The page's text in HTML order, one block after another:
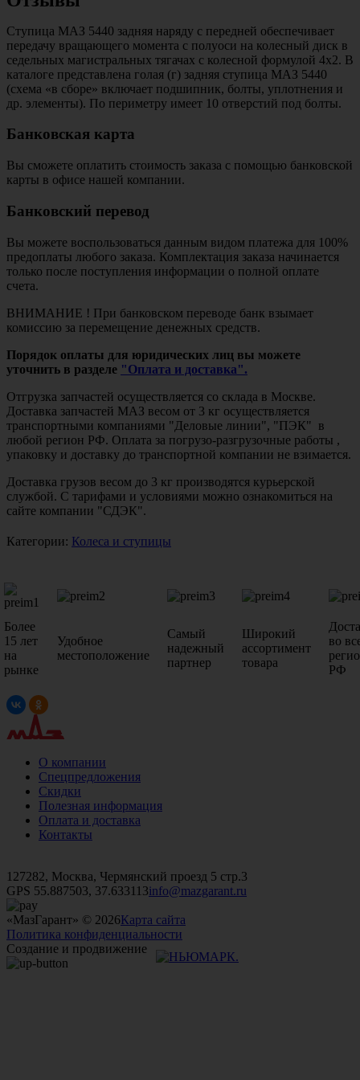
Ступица МАЗ 5440 задняя наряду с передней обеспечивает
передачу вращающего момента с полуоси на колесный диск в
седельных магистральных тягачах с колесной формулой 4х2. В
каталоге представлена голая (г) задняя ступица МАЗ 5440
(схема «в сборе» включает подшипник, болты, уплотнения и
др. элементы). По периметру имеет 10 отверстий под болты.
Банковская карта
Вы сможете оплатить стоимость заказа с помощью банковской
карты в офисе нашей компании.
Банковский перевод
Вы можете воспользоваться данным видом платежа для 100%
предоплаты любого заказа. Комплектация заказа начинается
только после поступления информации о полной оплате
счета.
ВНИМАНИЕ ! При банковском переводе банк взымает
комиссию за перемещение денежных средств.
Порядок оплаты для юридических лиц вы можете
уточнить в разделе "Оплата и доставка".
Отгрузка запчастей осуществляется со склада в Москве.
Доставка запчастей МАЗ весом от 3 кг осуществляется
транспортными компаниями "Деловые линии", "ПЭК" в
любой регион РФ. Оплата за погрузо-разгрузочные работы ,
упаковку и доставку до транспортной компании не взимается.
Доставка грузов весом до 3 кг производятся курьерской
службой. С тарифами и условиями можно ознакомиться на
сайте компании "СДЭК".
Категории: Колеса и ступицы
Более
15 лет
на
рынке
Удобное
местоположение
Самый
надежный
партнер
Широкий
ассортимент
товара
во
РФ
О компании
Спецпредложения
Скидки
Полезная информация
Оплата и доставка
Контакты
127282, Москва, Чермянский проезд 5 стр.3
GPS 55.887503, 37.633113info@mazgarant.ru
«МазГарант» © 2026Карта сайта
Политика конфиденциальности
Создание и продвижение